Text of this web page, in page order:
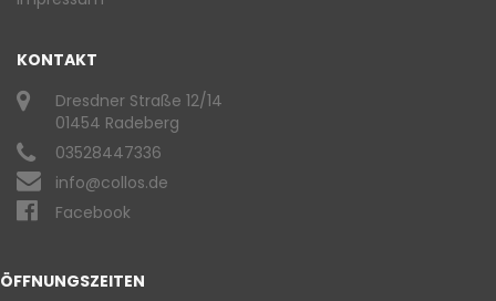
KONTAKT
Dresdner Straße 12/14
01454 Radeberg
03528447336
info@collos.de
Facebook
ÖFFNUNGSZEITEN